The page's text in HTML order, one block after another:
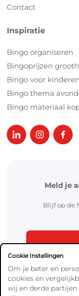
Contact
Inspiratie
Bingo organiseren
Bingoprijzen
Bingo voor kinderen
Bingo thema
Bingo materiaal
Meld je
Blijf op de
Cookie Instellingen
Om je beter en
cookies en
wij en derde